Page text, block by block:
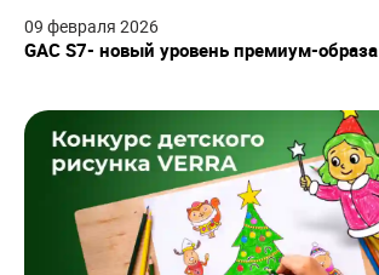
09 февраля 2026
GAC S7- новый уровень премиум-образа